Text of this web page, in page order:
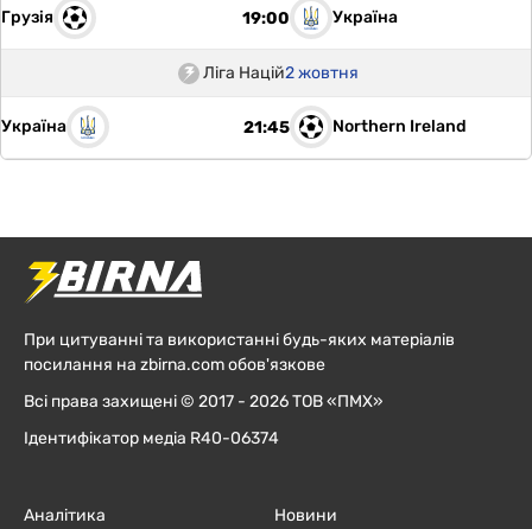
Грузія 19:00 Україна
Ліга Націй2 жовтня
Україна 21:45 Northern Ireland
При цитуванні та використанні будь-яких матеріалів
посилання на zbirna.com обов'язкове
Всі права захищені © 2017 - 2026 ТОВ «ПМХ»
Ідентифікатор медіа R40-06374
Аналітика
Новини